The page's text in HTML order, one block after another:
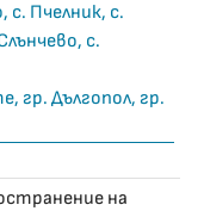
с. Пчелник, с.
с.
гр. Дългопол, гр.
на